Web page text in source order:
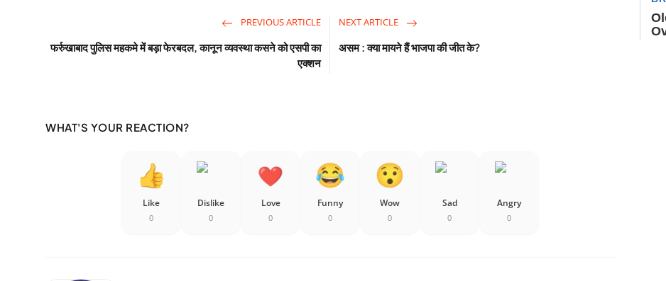
PREVIOUS ARTICLE
फर्रुखाबाद पुलिस महकमे में बड़ा फेरबदल, कानून व्यवस्था कसने को एसपी का
एक्शन
NEXT ARTICLE
असम : क्या मायने हैं भाजपा की जीत के?
WHAT'S YOUR REACTION?
Like
0
Dislike
0
Love
0
Funny
0
Wow
0
Sad
0
Angry
0